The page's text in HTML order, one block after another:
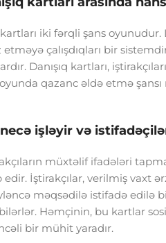
kartları iki fərqli şans
çalışdıqları bir
Danışıq kartları,
qazanc əldə etmə
necə işləyir və
müxtəlif ifadələri
İştirakçılar, verilmiş vaxt
məqsədilə istifadə edilə
Həmçinin, bu kartlar
bir mühit yaradır.